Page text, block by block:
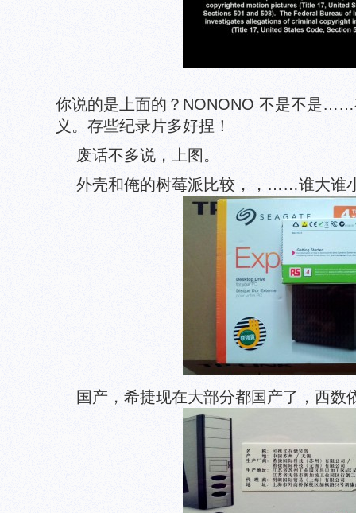
你说的是上面的？NONONO 不是不是
义。存些纪录片多好捏！
废话不多说，上图。
外壳和俺的树莓派比较，，……谁大谁
国产，希捷现在大部分都国产了，西